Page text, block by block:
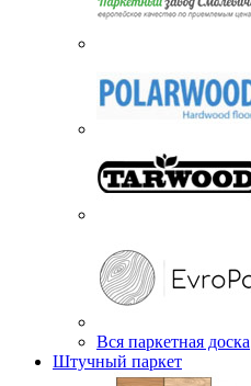
Вся паркетная доска
Штучный паркет